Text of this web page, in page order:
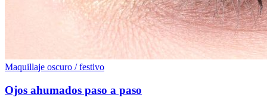
Maquillaje oscuro / festivo
Ojos ahumados paso a paso